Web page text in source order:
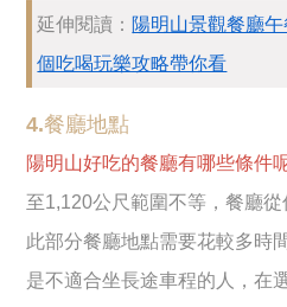
延伸閱讀： 陽明山景觀餐廳
個吃喝玩樂攻略帶你看
4.餐廳地點
陽明山好吃的餐廳有哪些條件
至1,120公尺範圍不等，餐廳
此部分餐廳地點需要花較多時
是不適合坐長途車程的人，在